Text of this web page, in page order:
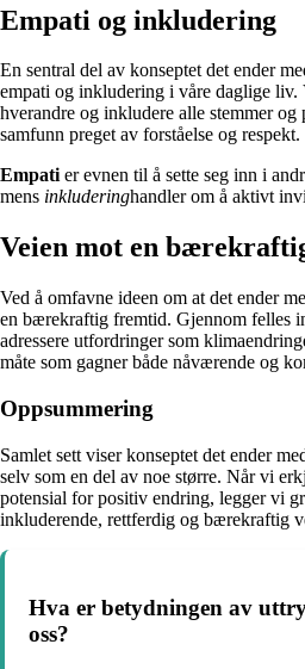
Empati og inkludering
En sentral del av konseptet det ender
empati og inkludering i våre daglige liv.
hverandre og inkludere alle stemmer
samfunn preget av forståelse og respekt.
Empatier evnen til å sette seg inn i
mens inkluderinghandler om å aktivt
Veien mot en
Ved å omfavne ideen om at det ender
en bærekraftig fremtid. Gjennom felles
adressere utfordringer som
måte som gagner både nåværende og
Oppsummering
Samlet sett viser konseptet det ender
selv som en del av noe større. Når vi
potensial for positiv endring, legger vi
inkluderende, rettferdig og bærekraftig
Hva er betydningen av
oss?